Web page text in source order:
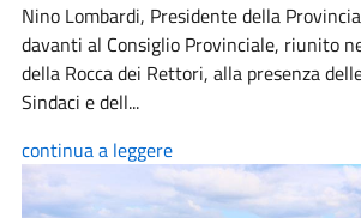
Nino Lombardi, Presidente della
davanti al Consiglio Provinciale, riunito
della Rocca dei Rettori, alla presenza
Sindaci e dell...
continua a leggere